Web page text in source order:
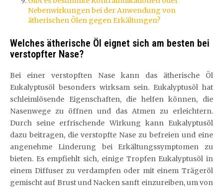
Nebenwirkungen bei der Anwendung von
ätherischen Ölen gegen Erkältungen?
Welches ätherische Öl eignet sich am besten bei
verstopfter Nase?
Bei einer verstopften Nase kann das ätherische Öl
Eukalyptusöl besonders wirksam sein. Eukalyptusöl hat
schleimlösende Eigenschaften, die helfen können, die
Nasenwege zu öffnen und das Atmen zu erleichtern.
Durch seine erfrischende Wirkung kann Eukalyptusöl
dazu beitragen, die verstopfte Nase zu befreien und eine
angenehme Linderung bei Erkältungssymptomen zu
bieten. Es empfiehlt sich, einige Tropfen Eukalyptusöl in
einem Diffuser zu verdampfen oder mit einem Trägeröl
gemischt auf Brust und Nacken sanft einzureiben, um von